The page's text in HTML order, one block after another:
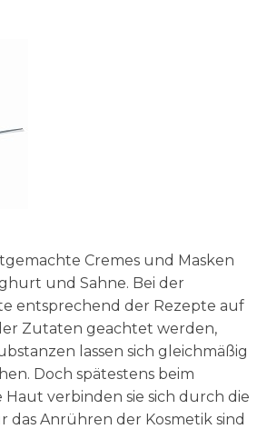
Cremes und Masken
und Sahne. Bei der
entsprechend der Rezepte auf
Zutaten geachtet werden,
lassen sich gleichmäßig
Doch spätestens beim
verbinden sie sich durch die
das Anrühren der Kosmetik sind